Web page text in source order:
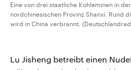
Eine von drei staatliche Kohleminen in
nordchinesischen Provinz Shanxi. Rund
wird in China verbrannt.
Lu Jisheng betreibt einen